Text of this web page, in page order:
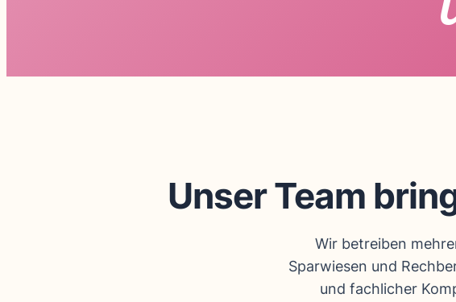
Unser Team
Wir betreiben
Sparwiesen und
und fachlicher